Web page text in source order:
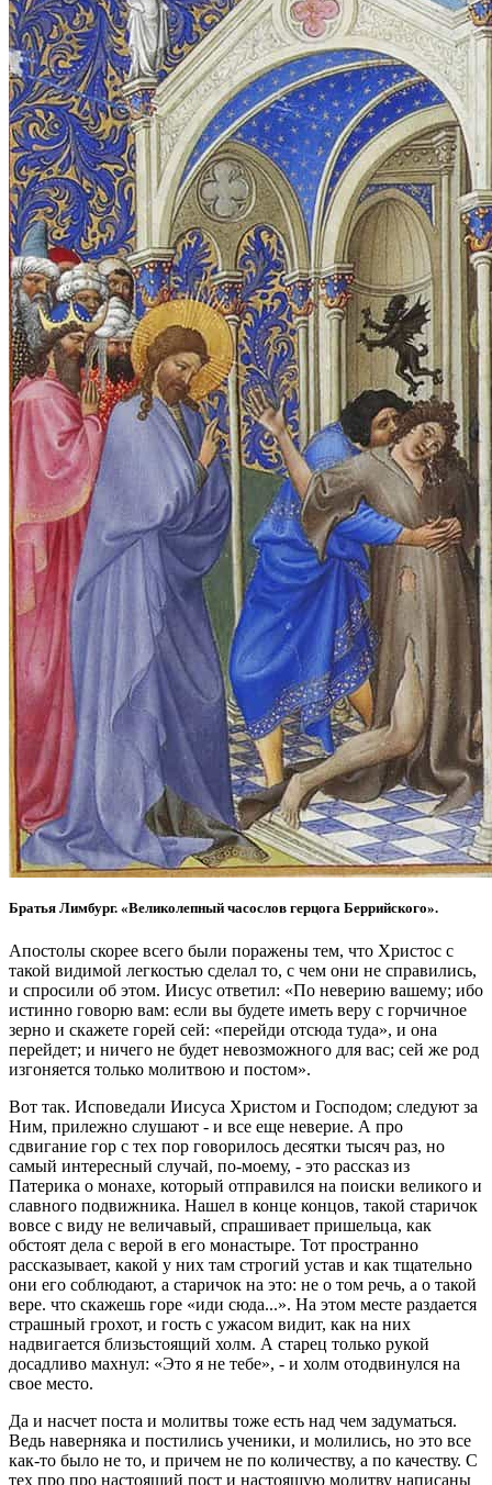
Братья Лимбург. «Великолепный часослов герцога Беррийского».
Апостолы скорее всего были поражены тем, что Христос с
такой видимой легкостью сделал то, с чем они не справились,
и спросили об этом. Иисус ответил: «По неверию вашему; ибо
истинно говорю вам: если вы будете иметь веру с горчичное
зерно и скажете горей сей: «перейди отсюда туда», и она
перейдет; и ничего не будет невозможного для вас; сей же род
изгоняется только молитвою и постом».
Вот так. Исповедали Иисуса Христом и Господом; следуют за
Ним, прилежно слушают - и все еще неверие. А про
сдвигание гор с тех пор говорилось десятки тысяч раз, но
самый интересный случай, по-моему, - это рассказ из
Патерика о монахе, который отправился на поиски великого и
славного подвижника. Нашел в конце концов, такой старичок
вовсе с виду не величавый, спрашивает пришельца, как
обстоят дела с верой в его монастыре. Тот пространно
рассказывает, какой у них там строгий устав и как тщательно
они его соблюдают, а старичок на это: не о том речь, а о такой
вере. что скажешь горе «иди сюда...». На этом месте раздается
страшный грохот, и гость с ужасом видит, как на них
надвигается близьстоящий холм. А старец только рукой
досадливо махнул: «Это я не тебе», - и холм отодвинулся на
свое место.
Да и насчет поста и молитвы тоже есть над чем задуматься.
Ведь наверняка и постились ученики, и молились, но это все
как-то было не то, и причем не по количеству, а по качеству. С
тех про про настоящий пост и настоящую молитву написаны